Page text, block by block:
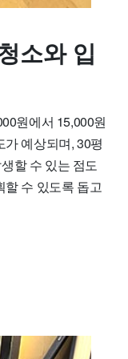
소와 입
원에서 15,000원
예상되며, 30평
할 수 있는 점도
할 수 있도록 돕고